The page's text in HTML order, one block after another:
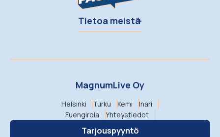
Tietoa meistä
MagnumLive Oy
Helsinki Turku Kemi
Inari
Fuengirola
Yhteystiedot
Tarjouspyyntö